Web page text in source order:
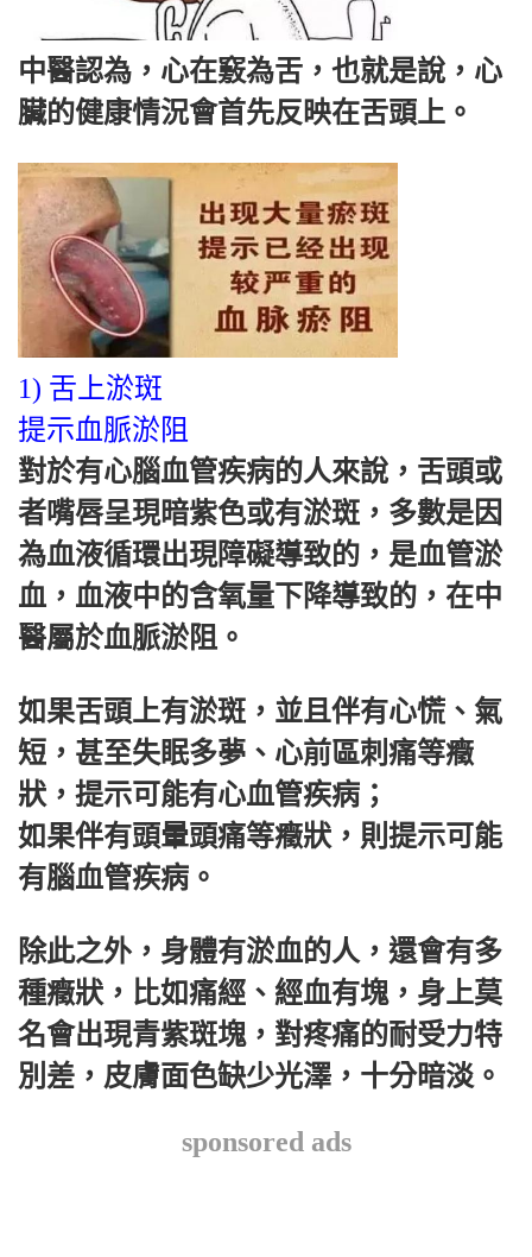
中醫認為，心在竅為舌，也就是說，心
臟的健康情況會首先反映在舌頭上。
1) 舌上淤斑
提示血脈淤阻
對於有心腦血管疾病的人來說，舌頭或
者嘴唇呈現暗紫色或有淤斑，多數是因
為血液循環出現障礙導致的，是血管淤
血，血液中的含氧量下降導致的，在中
醫屬於血脈淤阻。
如果舌頭上有淤斑，並且伴有心慌、氣
短，甚至失眠多夢、心前區刺痛等癥
狀，提示可能有心血管疾病；
如果伴有頭暈頭痛等癥狀，則提示可能
有腦血管疾病。
除此之外，身體有淤血的人，還會有多
種癥狀，比如痛經、經血有塊，身上莫
名會出現青紫斑塊，對疼痛的耐受力特
別差，皮膚面色缺少光澤，十分暗淡。
sponsored ads